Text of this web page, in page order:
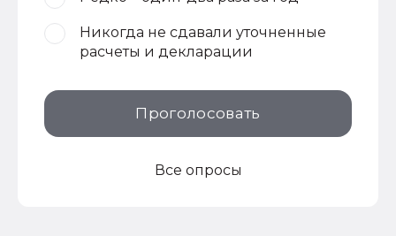
Никогда не сдавали уточненные
расчеты и декларации
Проголосовать
Все опросы